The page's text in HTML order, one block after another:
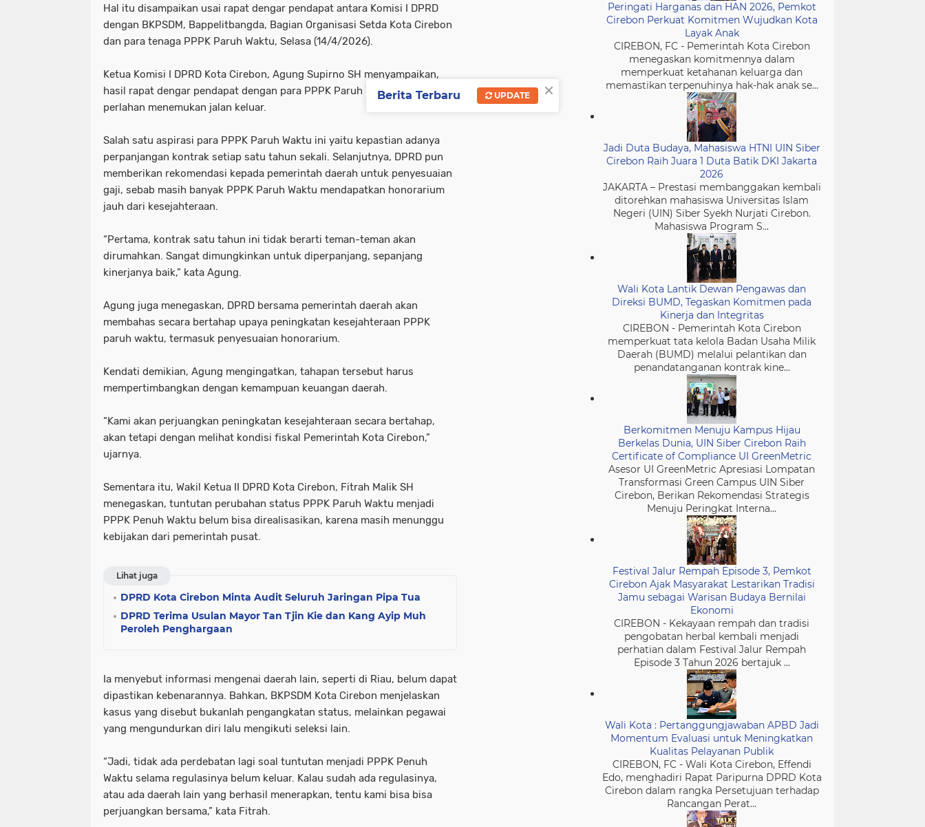
Hal itu disampaikan usai rapat dengar pendapat antara Komisi I DPRD
dengan BKPSDM, Bappelitbangda, Bagian Organisasi Setda Kota Cirebon
dan para tenaga PPPK Paruh Waktu, Selasa (14/4/2026).
Ketua Komisi I DPRD Kota Cirebon, Agung Supirno SH menyampaikan,
hasil rapat dengar pendapat dengan para PPPK Paruh Waktu ini secara
perlahan menemukan jalan keluar.
Salah satu aspirasi para PPPK Paruh Waktu ini yaitu kepastian adanya
perpanjangan kontrak setiap satu tahun sekali. Selanjutnya, DPRD pun
memberikan rekomendasi kepada pemerintah daerah untuk penyesuaian
gaji, sebab masih banyak PPPK Paruh Waktu mendapatkan honorarium
jauh dari kesejahteraan.
“Pertama, kontrak satu tahun ini tidak berarti teman-teman akan
dirumahkan. Sangat dimungkinkan untuk diperpanjang, sepanjang
kinerjanya baik,” kata Agung.
Agung juga menegaskan, DPRD bersama pemerintah daerah akan
membahas secara bertahap upaya peningkatan kesejahteraan PPPK
paruh waktu, termasuk penyesuaian honorarium.
Kendati demikian, Agung mengingatkan, tahapan tersebut harus
mempertimbangkan dengan kemampuan keuangan daerah.
“Kami akan perjuangkan peningkatan kesejahteraan secara bertahap,
akan tetapi dengan melihat kondisi fiskal Pemerintah Kota Cirebon,”
ujarnya.
Sementara itu, Wakil Ketua II DPRD Kota Cirebon, Fitrah Malik SH
menegaskan, tuntutan perubahan status PPPK Paruh Waktu menjadi
PPPK Penuh Waktu belum bisa direalisasikan, karena masih menunggu
kebijakan dari pemerintah pusat.
Lihat juga
DPRD Kota Cirebon Minta Audit Seluruh Jaringan Pipa Tua
DPRD Terima Usulan Mayor Tan Tjin Kie dan Kang Ayip Muh
Peroleh Penghargaan
Ia menyebut informasi mengenai daerah lain, seperti di Riau, belum dapat
dipastikan kebenarannya. Bahkan, BKPSDM Kota Cirebon menjelaskan
kasus yang disebut bukanlah pengangkatan status, melainkan pegawai
yang mengundurkan diri lalu mengikuti seleksi lain.
“Jadi, tidak ada perdebatan lagi soal tuntutan menjadi PPPK Penuh
Waktu selama regulasinya belum keluar. Kalau sudah ada regulasinya,
atau ada daerah lain yang berhasil menerapkan, tentu kami bisa bisa
perjuangkan bersama,” kata Fitrah.
Peringati Harganas dan HAN 2026, Pemkot
Cirebon Perkuat Komitmen Wujudkan Kota
Layak Anak
CIREBON, FC - Pemerintah Kota Cirebon
menegaskan komitmennya dalam
memperkuat ketahanan keluarga dan
memastikan terpenuhinya hak-hak anak se...
Jadi Duta Budaya, Mahasiswa HTNI UIN Siber
Cirebon Raih Juara 1 Duta Batik DKI Jakarta
2026
JAKARTA – Prestasi membanggakan kembali
ditorehkan mahasiswa Universitas Islam
Negeri (UIN) Siber Syekh Nurjati Cirebon.
Mahasiswa Program S...
Wali Kota Lantik Dewan Pengawas dan
Direksi BUMD, Tegaskan Komitmen pada
Kinerja dan Integritas
CIREBON - Pemerintah Kota Cirebon
memperkuat tata kelola Badan Usaha Milik
Daerah (BUMD) melalui pelantikan dan
penandatanganan kontrak kine...
Berkomitmen Menuju Kampus Hijau
Berkelas Dunia, UIN Siber Cirebon Raih
Certificate of Compliance UI GreenMetric
Asesor UI GreenMetric Apresiasi Lompatan
Transformasi Green Campus UIN Siber
Cirebon, Berikan Rekomendasi Strategis
Menuju Peringkat Interna...
Festival Jalur Rempah Episode 3, Pemkot
Cirebon Ajak Masyarakat Lestarikan Tradisi
Jamu sebagai Warisan Budaya Bernilai
Ekonomi
CIREBON - Kekayaan rempah dan tradisi
pengobatan herbal kembali menjadi
perhatian dalam Festival Jalur Rempah
Episode 3 Tahun 2026 bertajuk ...
Wali Kota : Pertanggungjawaban APBD Jadi
Momentum Evaluasi untuk Meningkatkan
Kualitas Pelayanan Publik
CIREBON, FC - Wali Kota Cirebon, Effendi
Edo, menghadiri Rapat Paripurna DPRD Kota
Cirebon dalam rangka Persetujuan terhadap
Rancangan Perat...
×
Berita Terbaru UPDATE